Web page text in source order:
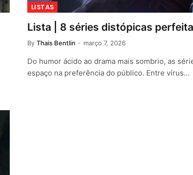
LISTAS
Lista | 8 séries distópicas
By Thais Bentlin março 7, 2026
Do humor ácido ao drama mais sombrio, as
espaço na preferência do público. Entre vírus…